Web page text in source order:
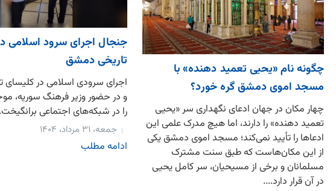
چگونه نام «یحیی تعمید دهنده» با
مسجد اموی دمشق گره خورد؟
چهار مکان در جهان ادعای نگهداری سر «یحیی
تعمید دهنده» را دارند، اما هیچ مدرک علمی این
ادعاها را تأیید نمی‌کند؛ مسجد اموی دمشق یکی
از این مکان‌هاست که طبق سنت مشترک
مسلمانان و برخی از مسیحیان، سر کامل یحیی
در آن قرار دارد....
جنجال اجرای سرود اسلامی
تاریخی دمشق
اجرای سرودی اسلامی در
و در حضور وزیر فرهنگ سوریه،
را در شبکه‌های اجتماعی
جمعه، ۳۱ مرداد، ۱۴۰۴
ادامه مطلب